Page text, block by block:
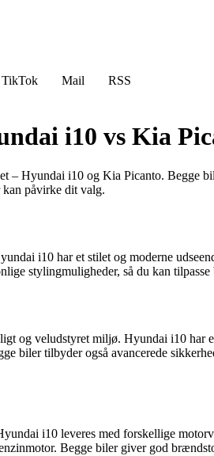
TikTok Mail
RSS
i10 vs Kia
Hyundai i10 og Kia Picanto. Begge
påvirke dit valg.
i10 har et stilet og moderne
stylingmuligheder, så du kan
og veludstyret miljø. Hyundai i10
biler tilbyder også avancerede
i10 leveres med forskellige
Begge biler giver god